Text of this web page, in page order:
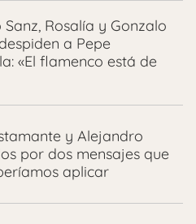
Rosalía y Gonzalo
a Pepe
«El flamenco está de
y Alejandro
por dos mensajes que
aplicar